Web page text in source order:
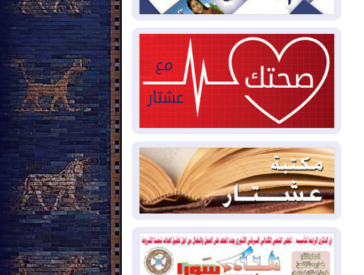
2026-08-03رئيس إقليم كوردستان في
2026-08-03
العراق يؤكد مجدداً التزامه
بمنع الهجمات على الدول المجاورة
2026-08-03
العجز والاقتراض يطوقان
دينار!
2026-08-03كوبا تغرق في الظلام مجددا
وانهيار الشبكة الكهربائية
2026-08-03
أوامر بإجلاء 60 ألف شخص
بسبب الحرائق في ولاية واشنطن
2026-08-02مشروع "حسابي" يُمهل